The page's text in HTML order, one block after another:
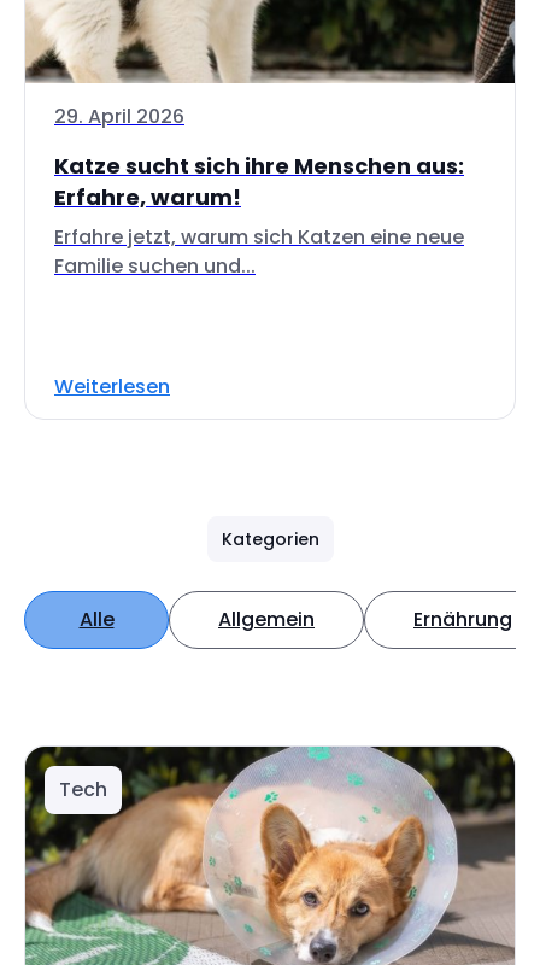
29. April 2026
Katze sucht sich ihre Menschen aus:
Erfahre, warum!
Erfahre jetzt, warum sich Katzen eine neue
Familie suchen und...
Weiterlesen
Kategorien
Alle Allgemein Ernährung
Tech